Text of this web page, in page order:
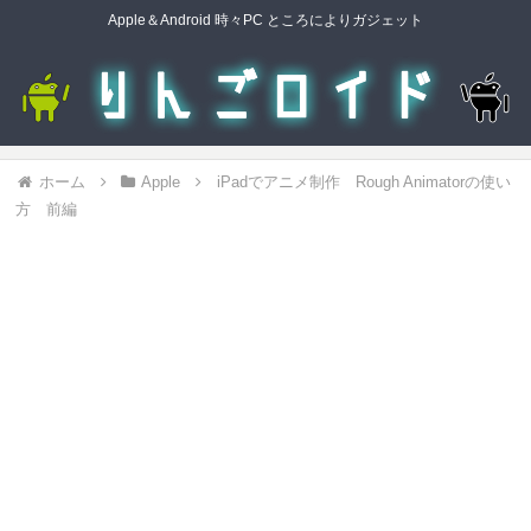
Apple＆Android 時々PC ところによりガジェット
ホーム Apple
iPadでアニメ制作 Rough Animatorの使い
方 前編